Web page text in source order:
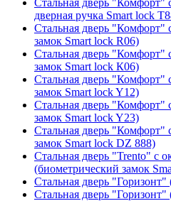
дверная ручка Smart lock
Стальная дверь "Комфорт"
замок Smart lock R06)
Стальная дверь "Комфорт"
замок Smart lock К06)
Стальная дверь "Комфорт"
замок Smart lock Y12)
Стальная дверь "Комфорт"
замок Smart lock Y23)
Стальная дверь "Комфорт"
замок Smart lock DZ 888)
Стальная дверь "Trento" с
(биометрический замок
Стальная дверь "Горизонт"
Стальная дверь "Горизонт"